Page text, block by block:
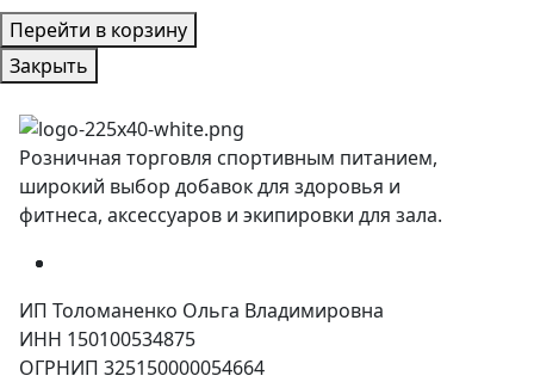
Перейти в корзину
Закрыть
Розничная торговля спортивным питанием,
широкий выбор добавок для здоровья и
фитнеса, аксессуаров и экипировки для зала.
ИП Толоманенко Ольга Владимировна
ИНН 150100534875
ОГРНИП 325150000054664